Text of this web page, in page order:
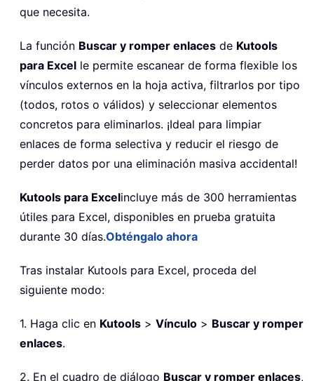
que necesita.
La función Buscar y romper enlaces de Kutools
para Excel le permite escanear de forma flexible los
vínculos externos en la hoja activa, filtrarlos por tipo
(todos, rotos o válidos) y seleccionar elementos
concretos para eliminarlos. ¡Ideal para limpiar
enlaces de forma selectiva y reducir el riesgo de
perder datos por una eliminación masiva accidental!
Kutools para Excelincluye más de 300 herramientas
útiles para Excel, disponibles en prueba gratuita
durante 30 días.Obténgalo ahora
Tras instalar Kutools para Excel, proceda del
siguiente modo:
1. Haga clic en Kutools > Vínculo > Buscar y romper
enlaces.
2. En el cuadro de diálogo Buscar y romper enlaces,